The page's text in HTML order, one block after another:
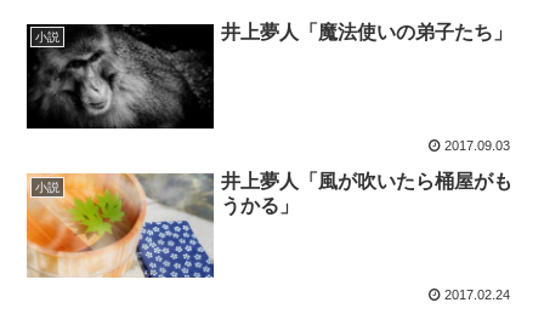
小説 井上夢人「魔法使いの弟子たち」
2017.09.03
小説
井上夢人「風が吹いたら桶屋がも
うかる」
2017.02.24